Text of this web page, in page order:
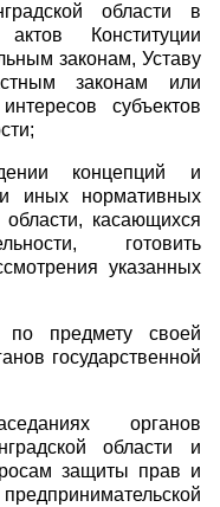
области в
Конституции
законам, Уставу
законам или
субъектов
концепций и
и иных нормативных
касающихся
готовить
указанных
предмету своей
государственной
органов
области и
защиты прав и